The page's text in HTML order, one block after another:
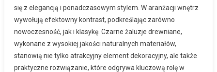
się z elegancją i ponadczasowym stylem. W aranżacji wnętrz
wywołują efektowny kontrast, podkreślając zarówno
nowoczesność, jak i klasykę. Czarne żaluzje drewniane,
wykonane z wysokiej jakości naturalnych materiałów,
stanowią nie tylko atrakcyjny element dekoracyjny, ale także
praktyczne rozwiązanie, które odgrywa kluczową rolę w